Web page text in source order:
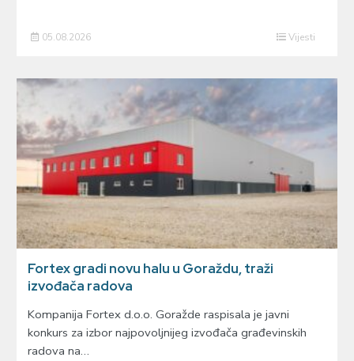
05.08.2026 Vijesti
Fortex gradi novu halu u Goraždu, traži
izvođača radova
Kompanija Fortex d.o.o. Goražde raspisala je javni
konkurs za izbor najpovoljnijeg izvođača građevinskih
radova na…